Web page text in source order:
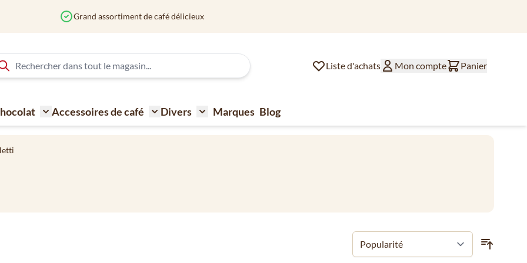
Commandé avant 12h? Expédié aujourd'hui
Liste d'achats Mon compte Panier
à café Toggle submenu for Sucre - Lait - Biscuit - Chocolat
Accessoires de café
Toggle submenu for Accessoires de café
Divers
Toggle submenu for Divers
Marques Blog